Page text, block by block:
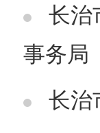
长治
事务局
长治